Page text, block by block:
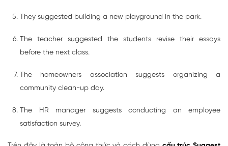
They suggested building a new playground in the park.
The teacher suggested the students revise their essays
before the next class.
The homeowners association suggests organizing a
community clean-up day.
The HR manager suggests conducting an employee
satisfaction survey.